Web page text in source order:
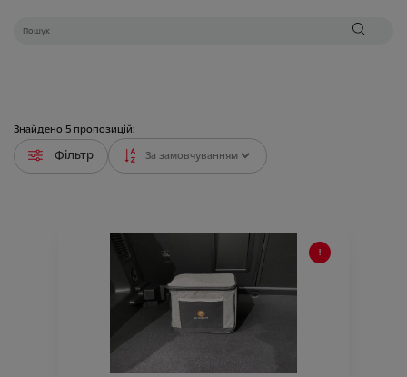
Знайдено 5 пропозицій:
Фільтр